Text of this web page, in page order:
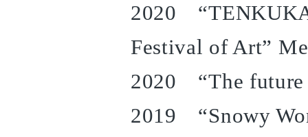
2020
Festival of Art”
2020 “The future
2019 “Snowy